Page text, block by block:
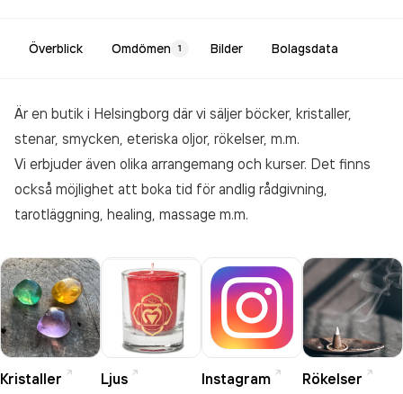
Överblick Omdömen 1 Bilder Bolagsdata
Är en butik i Helsingborg där vi säljer böcker, kristaller,
stenar, smycken, eteriska oljor, rökelser, m.m.
Vi erbjuder även olika arrangemang och kurser. Det finns
också möjlighet att boka tid för andlig rådgivning,
tarotläggning, healing, massage m.m.
Kristaller Ljus Instagram Rökelser